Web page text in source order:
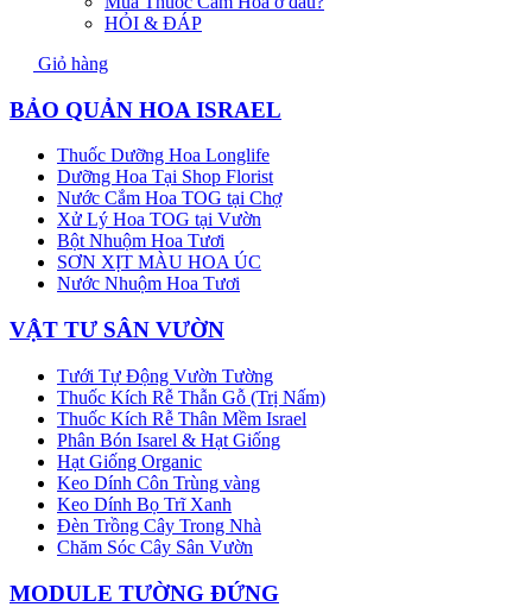
HỎI & ĐÁP
Giỏ hàng
BẢO QUẢN HOA ISRAEL
Thuốc Dưỡng Hoa Longlife
Dưỡng Hoa Tại Shop Florist
Nước Cắm Hoa TOG tại Chợ
Xử Lý Hoa TOG tại Vườn
Bột Nhuộm Hoa Tươi
SƠN XỊT MÀU HOA ÚC
Nước Nhuộm Hoa Tươi
VẬT TƯ SÂN VƯỜN
Tưới Tự Động Vườn Tường
Thuốc Kích Rễ Thẫn Gỗ (Trị Nấm)
Thuốc Kích Rễ Thân Mềm Israel
Phân Bón Isarel & Hạt Giống
Hạt Giống Organic
Keo Dính Côn Trùng vàng
Keo Dính Bọ Trĩ Xanh
Đèn Trồng Cây Trong Nhà
Chăm Sóc Cây Sân Vườn
MODULE TƯỜNG ĐỨNG